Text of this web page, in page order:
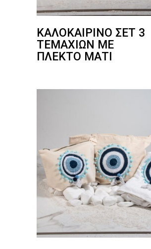
ΚΑΛΟΚΑΙΡΙΝΌ ΣΕΤ 3
ΤΕΜΑΧΊΩΝ ΜΕ
ΠΛΕΚΤΌ ΜΆΤΙ